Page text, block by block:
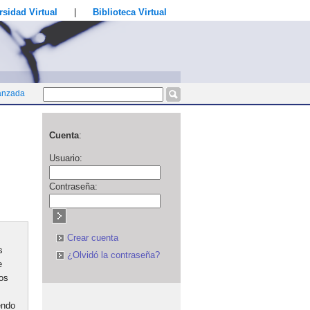
Virtual Biblioteca Virtual
Cuenta:
Usuario:
Contraseña:
Crear cuenta
¿Olvidó la contraseña?